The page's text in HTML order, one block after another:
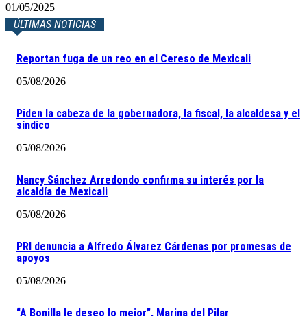
01/05/2025
ÚLTIMAS NOTICIAS
Reportan fuga de un reo en el Cereso de Mexicali
05/08/2026
Piden la cabeza de la gobernadora, la fiscal, la alcaldesa y el
síndico
05/08/2026
Nancy Sánchez Arredondo confirma su interés por la
alcaldía de Mexicali
05/08/2026
PRI denuncia a Alfredo Álvarez Cárdenas por promesas de
apoyos
05/08/2026
“A Bonilla le deseo lo mejor”, Marina del Pilar